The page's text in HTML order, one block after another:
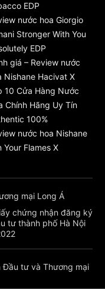
EDP
nước hoa Giorgio
Stronger With You
EDP
giá – Review nước
Nishane Hacivat X
10 Cửa Hàng Nước
Chính Hãng Uy Tín
100%
nước hoa Nishane
Your Flames X
mại Long Á
chứng nhận đăng ký
tư thành phố Hà Nội
Đầu tư và Thương mại